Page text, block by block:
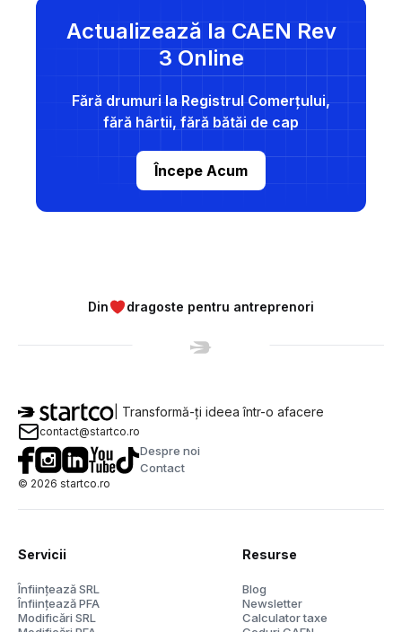
Actualizează la CAEN Rev
3 Online
Fără drumuri la Registrul Comerțului,
fără hârtii, fără bătăi de cap
Începe Acum
Din dragoste pentru antreprenori
| Transformă-ți ideea într-o afacere
contact@startco.ro
Despre noi
Contact
© 2026 startco.ro
Servicii
Înființează SRL
Înființează PFA
Modificări SRL
Resurse
Blog
Newsletter
Calculator taxe